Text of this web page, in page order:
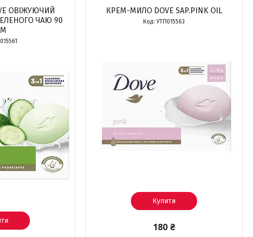
ОВІЖУЮЧИЙ
ЧАЮ 90
КРЕМ-МИЛО DOVE SAP.PINK OIL
УТП015563
Купити
180 ₴